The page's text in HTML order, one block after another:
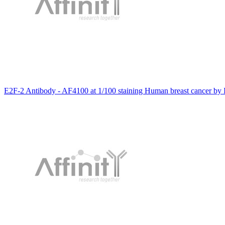
E2F-2 Antibody - AF4100 at 1/100 staining Human breast cancer by